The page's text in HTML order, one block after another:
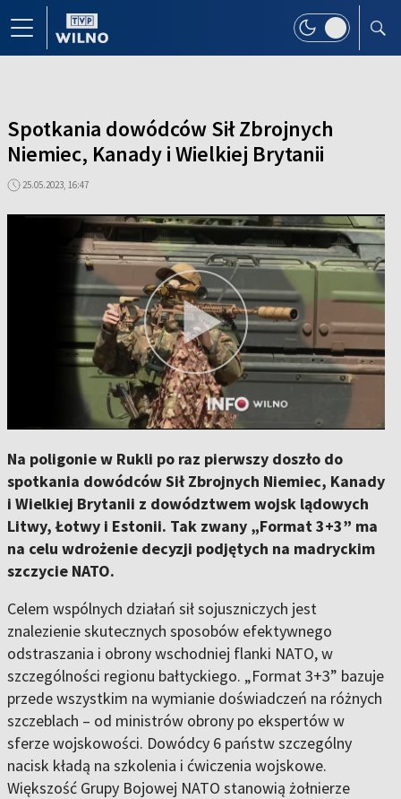
Spotkania dowódców Sił Zbrojnych
Niemiec, Kanady i Wielkiej Brytanii
25.05.2023, 16:47
Na poligonie w Rukli po raz pierwszy doszło do
spotkania dowódców Sił Zbrojnych Niemiec, Kanady
i Wielkiej Brytanii z dowództwem wojsk lądowych
Litwy, Łotwy i Estonii. Tak zwany „Format 3+3” ma
na celu wdrożenie decyzji podjętych na madryckim
szczycie NATO.
Celem wspólnych działań sił sojuszniczych jest
znalezienie skutecznych sposobów efektywnego
odstraszania i obrony wschodniej flanki NATO, w
szczególności regionu bałtyckiego. „Format 3+3” bazuje
przede wszystkim na wymianie doświadczeń na różnych
szczeblach – od ministrów obrony po ekspertów w
sferze wojskowości. Dowódcy 6 państw szczególny
nacisk kładą na szkolenia i ćwiczenia wojskowe.
Większość Grupy Bojowej NATO stanowią żołnierze